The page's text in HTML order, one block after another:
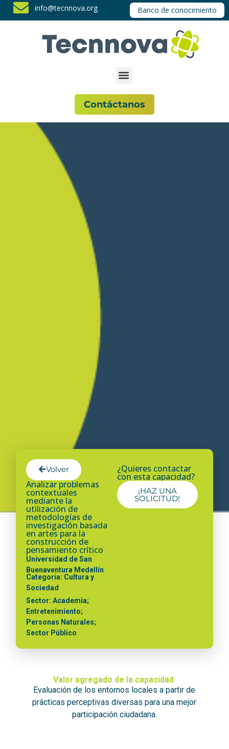
info@tecnnova.org Banco de conocimiento
Contáctanos
Volver
Analizar problemas
contextuales
mediante la
utilización de
metodologías de
investigación basada
en artes para la
construcción de
pensamiento crítico
Universidad de San
Buenaventura Medellín
Categoría: Cultura y
Sociedad
Sector: Academia;
Entretenimiento;
Personas Naturales;
Sector Público
¿Quieres contactar
con esta capacidad?
¡HAZ UNA
SOLICITUD!
Valor agregado de la capacidad
Evaluación de los entornos locales a partir de
prácticas perceptivas diversas para una mejor
participación ciudadana.